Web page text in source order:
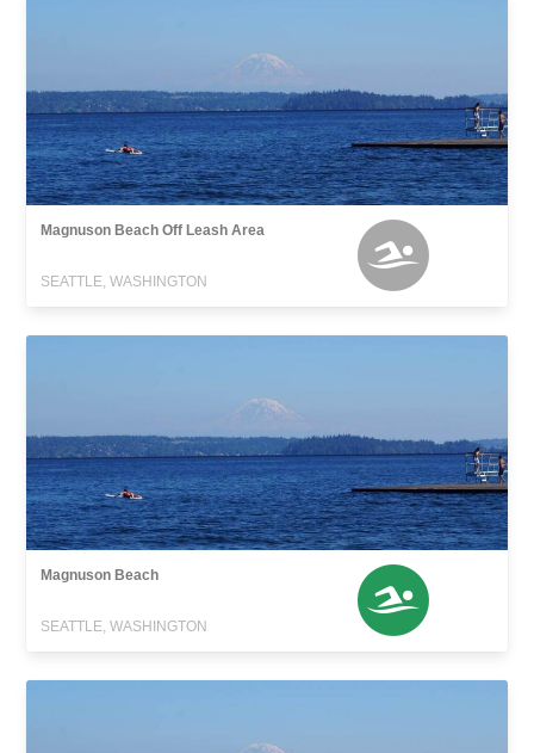
Magnuson Beach Off Leash Area
SEATTLE, WASHINGTON
Magnuson Beach
SEATTLE, WASHINGTON